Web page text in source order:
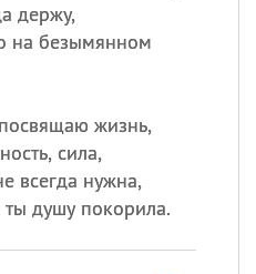
держу,
на безымянном
жизнь,
сила,
всегда нужна,
душу покорила.
празднуют именины
значение